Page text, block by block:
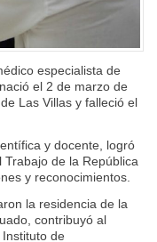
especialista de
el 2 de marzo de
Las Villas y falleció el
y docente, logró
de la República
y reconocimientos.
la residencia de la
contribuyó al
de